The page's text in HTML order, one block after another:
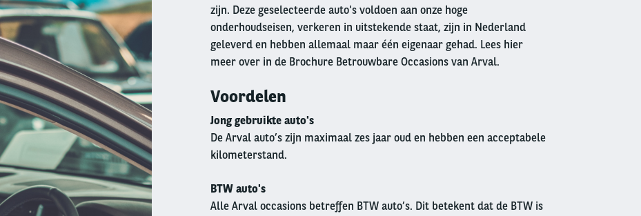
zijn. Deze geselecteerde auto's voldoen aan onze hoge
onderhoudseisen, verkeren in uitstekende staat, zijn in Nederland
geleverd en hebben allemaal maar één eigenaar gehad. Lees hier
meer over in de Brochure Betrouwbare Occasions van Arval.
Voordelen
Jong gebruikte auto's
De Arval auto’s zijn maximaal zes jaar oud en hebben een acceptabele
kilometerstand.
BTW auto's
Alle Arval occasions betreffen BTW auto’s. Dit betekent dat de BTW is